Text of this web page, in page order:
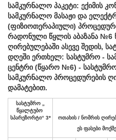
სამკურნალო პაკეტი: ექიმის
სამკურნალო მასაჟი და
(ფიზიოთერაპიული)
რადონული წყლის აბაზანა №6
ღირებულებაში ასევე შედის,
დღეში ერთხელ: სასტუმრო -
ცენტრი (წყარო №6) -
სამკურნალო პროცედურების
დამატებით.